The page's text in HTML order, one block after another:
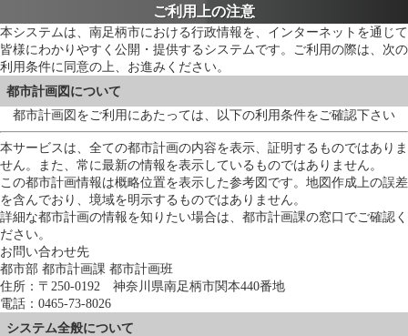
ご利用上の注意
本システムは、南足柄市における行政情報を、インターネットを通じて
皆様にわかりやすく公開・提供するシステムです。ご利用の際は、次の
利用条件に同意の上、お進みください。
都市計画図について
都市計画図をご利用にあたっては、以下の利用条件をご確認下さい
本サービスは、全ての都市計画の内容を表示、証明するものではありま
せん。また、常に最新の情報を表示しているものではありません。
この都市計画情報は概略位置を表示した参考図です。地図作成上の誤差
を含んでおり、境域を明示するものではありません。
詳細な都市計画の情報を知りたい場合は、都市計画課の窓口でご確認く
ださい。
お問い合わせ先
都市部 都市計画課 都市計画班
住所：〒250-0192 神奈川県南足柄市関本440番地
電話：0465-73-8026
システム全般について